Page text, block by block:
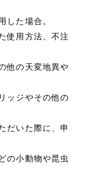
した場合。
使用方法、不注
他の天変地異や
ッジやその他の
だいた際に、申
の小動物や昆虫